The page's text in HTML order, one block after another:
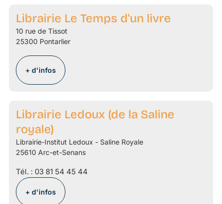
Librairie Le Temps d'un livre
10 rue de Tissot
25300 Pontarlier
+ d'infos
Librairie Ledoux (de la Saline
royale)
Librairie-Institut Ledoux - Saline Royale
25610 Arc-et-Senans
Tél. : 03 81 54 45 44
+ d'infos